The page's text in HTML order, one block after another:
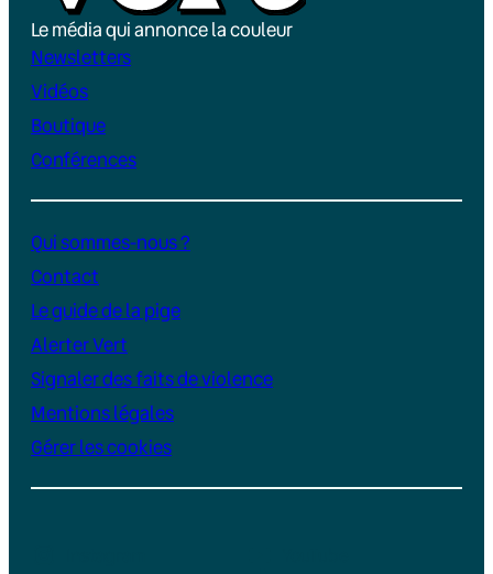
Le média qui annonce la couleur
Newsletters
Vidéos
Boutique
Conférences
Qui sommes-nous ?
Contact
Le guide de la pige
Alerter Vert
Signaler des faits de violence
Mentions légales
Gérer les cookies